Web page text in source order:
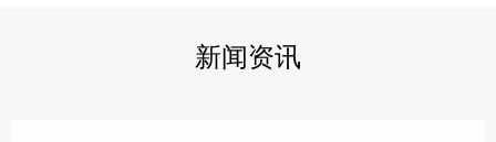
新闻资讯